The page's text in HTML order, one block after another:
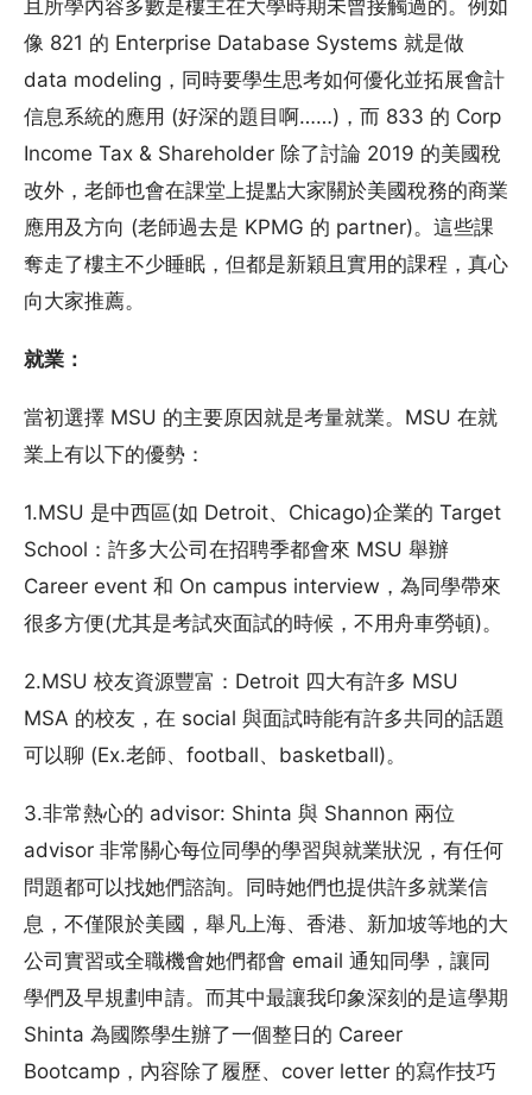
且所學內容多數是樓主在大學時期未曾接觸過的。例如
像 821 的 Enterprise Database Systems 就是做
data modeling，同時要學生思考如何優化並拓展會計
信息系統的應用 (好深的題目啊……)，而 833 的 Corp
Income Tax & Shareholder 除了討論 2019 的美國稅
改外，老師也會在課堂上提點大家關於美國稅務的商業
應用及方向 (老師過去是 KPMG 的 partner)。這些課
奪走了樓主不少睡眠，但都是新穎且實用的課程，真心
向大家推薦。
就業：
當初選擇 MSU 的主要原因就是考量就業。MSU 在就
業上有以下的優勢：
1.MSU 是中西區(如 Detroit、Chicago)企業的 Target
School：許多大公司在招聘季都會來 MSU 舉辦
Career event 和 On campus interview，為同學帶來
很多方便(尤其是考試夾面試的時候，不用舟車勞頓)。
2.MSU 校友資源豐富：Detroit 四大有許多 MSU
MSA 的校友，在 social 與面試時能有許多共同的話題
可以聊 (Ex.老師、football、basketball)。
3.非常熱心的 advisor: Shinta 與 Shannon 兩位
advisor 非常關心每位同學的學習與就業狀況，有任何
問題都可以找她們諮詢。同時她們也提供許多就業信
息，不僅限於美國，舉凡上海、香港、新加坡等地的大
公司實習或全職機會她們都會 email 通知同學，讓同
學們及早規劃申請。而其中最讓我印象深刻的是這學期
Shinta 為國際學生辦了一個整日的 Career
Bootcamp，內容除了履歷、cover letter 的寫作技巧